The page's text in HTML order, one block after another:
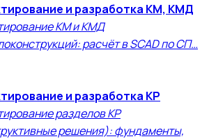
и разработка КМ, КМД
КМ и КМД
расчёт в SCAD по СП…
и разработка КР
разделов КР
решения): фундаменты,